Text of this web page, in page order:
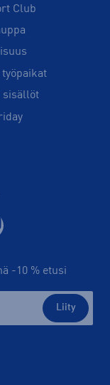
Club
sisällöt
-10 % etusi
Liity